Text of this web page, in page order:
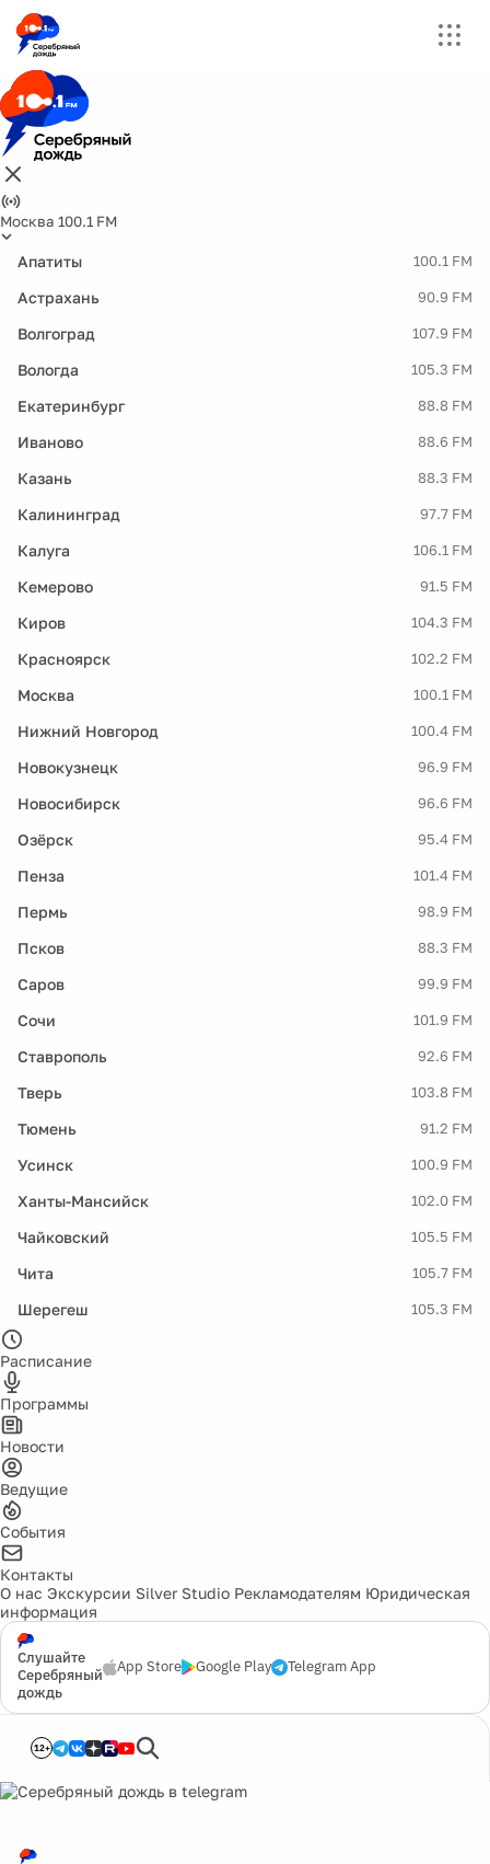
Москва 100.1 FM
Апатиты 100.1 FM
Астрахань 90.9 FM
Волгоград 107.9 FM
Вологда 105.3 FM
Екатеринбург 88.8 FM
Иваново 88.6 FM
Казань 88.3 FM
Калининград 97.7 FM
Калуга 106.1 FM
Кемерово 91.5 FM
Киров 104.3 FM
Красноярск 102.2 FM
Москва 100.1 FM
Нижний Новгород 100.4 FM
Новокузнецк 96.9 FM
Новосибирск 96.6 FM
Озёрск 95.4 FM
Пенза 101.4 FM
Пермь 98.9 FM
Псков 88.3 FM
Саров 99.9 FM
Сочи 101.9 FM
Ставрополь 92.6 FM
Тверь 103.8 FM
Тюмень 91.2 FM
Усинск 100.9 FM
Ханты-Мансийск 102.0 FM
Чайковский 105.5 FM
Чита 105.7 FM
Шерегеш 105.3 FM
Расписание
Программы
Новости
Ведущие
События
Контакты
О нас Экскурсии Silver Studio Рекламодателям Юридическая
информация
Слушайте
Серебряный
дождь
App Store Google Play Telegram App
12+